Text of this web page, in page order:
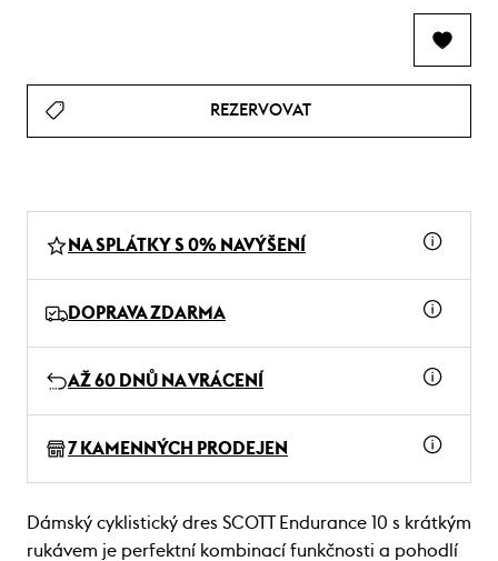
REZERVOVAT
NA SPLÁTKY S 0% NAVÝŠENÍ
DOPRAVA ZDARMA
AŽ 60 DNŮ NA VRÁCENÍ
7 KAMENNÝCH PRODEJEN
Dámský cyklistický dres SCOTT Endurance 10 s krátkým
rukávem je perfektní kombinací funkčnosti a pohodlí